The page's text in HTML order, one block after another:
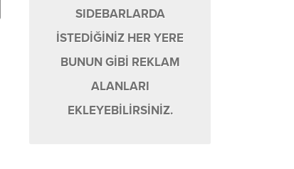
SIDEBARLARDA
İSTEDİĞİNİZ HER YERE
BUNUN GİBİ REKLAM
ALANLARI
EKLEYEBİLİRSİNİZ.